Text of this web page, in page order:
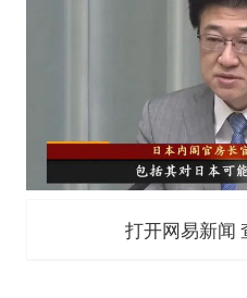
打开网易新闻